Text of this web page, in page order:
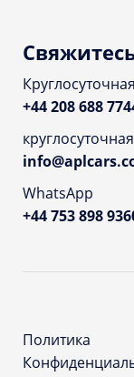
+44 208 688
WhatsApp
+44 753 898
Политика